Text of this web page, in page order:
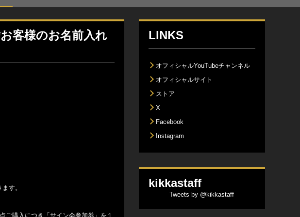
客様のお名前入れ
す。
ご購入につき「サイン会参加券」を１
LINKS
オフィシャルYouTubeチャンネル
オフィシャルサイト
ストア
X
Facebook
Instagram
kikkastaff
Tweets by @kikkastaff